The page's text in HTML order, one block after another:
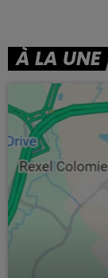
À LA UNE